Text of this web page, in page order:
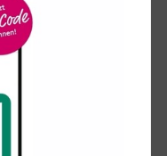
Radikale,
-sowie
letzten Jahren
Zusammenhang von
sowie die HC-
aufzeigen.